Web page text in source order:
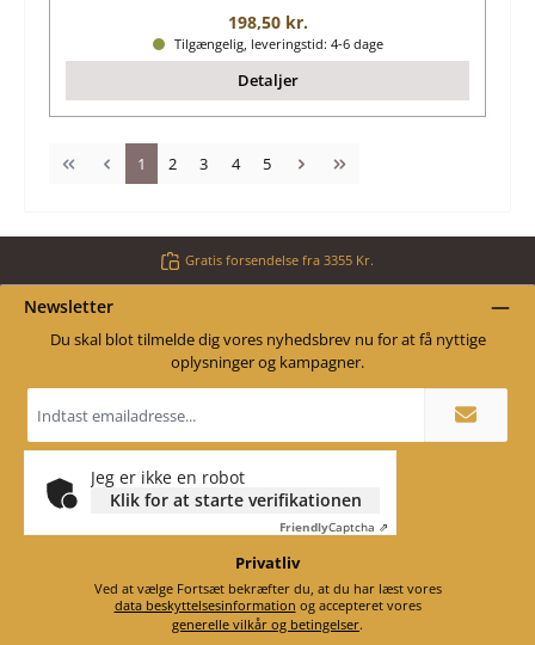
Almindelig pris:
198,50 kr.
Tilgængelig, leveringstid: 4-6 dage
Detaljer
Side
1 Side
2 Side
3 Side
4 Side
5
Gratis forsendelse fra 3355 Kr.
Newsletter
Du skal blot tilmelde dig vores nyhedsbrev nu for at få nyttige
oplysninger og kampagner.
adresse
*
Jeg er ikke en robot
Klik for at starte verifikationen
FriendlyCaptcha ⇗
Privatliv
Ved at vælge Fortsæt bekræfter du, at du har læst vores
data beskyttelsesinformation
og accepteret vores
generelle vilkår og betingelser.